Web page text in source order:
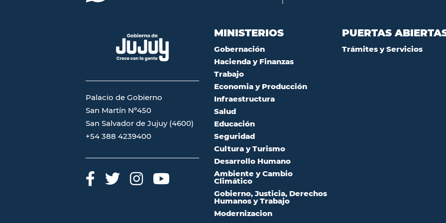
Palacio de Gobierno
San Martín Nº450
San Salvador de Jujuy (4600)
+54 388 4239400
MINISTERIOS
Gobernación
Hacienda y Finanzas
Trabajo
Economia y Producción
Infraestructura
Salud
Educación
Seguridad
Cultura y Turismo
Desarrollo Humano
Ambiente y Cambio
Climático
Gobierno, Justicia, Derechos
Humanos y Trabajo
Modernizacion
PUERTAS
Trámites y Servicios